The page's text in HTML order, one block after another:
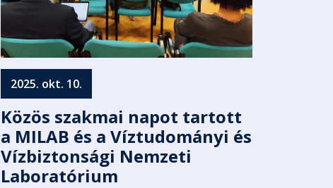
2025. okt. 10.
Közös szakmai napot tartott
a MILAB és a Víztudományi és
Vízbiztonsági Nemzeti
Laboratórium